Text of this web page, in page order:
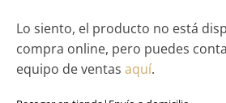
Lo siento, el producto no está
compra online, pero puedes
equipo de ventas aquí.